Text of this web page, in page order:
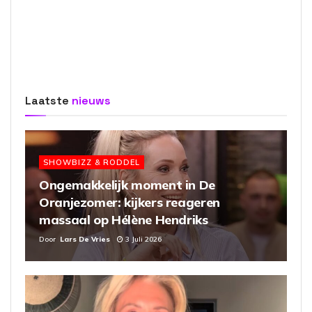
Laatste nieuws
SHOWBIZZ & RODDEL
Ongemakkelijk moment in De
Oranjezomer: kijkers reageren
massaal op Hélène Hendriks
Door Lars De Vries 3 Juli 2026